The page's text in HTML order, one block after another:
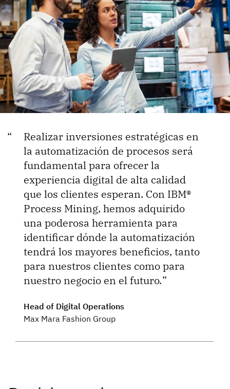
Realizar inversiones estratégicas en
la automatización de procesos será
fundamental para ofrecer la
experiencia digital de alta calidad
que los clientes esperan. Con IBM®
Process Mining, hemos adquirido
una poderosa herramienta para
identificar dónde la automatización
tendrá los mayores beneficios, tanto
para nuestros clientes como para
nuestro negocio en el futuro.
Head of Digital Operations
Max Mara Fashion Group